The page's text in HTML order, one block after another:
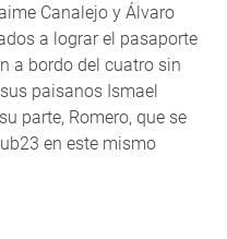
Canalejo y Álvaro
a lograr el pasaporte
a bordo del cuatro sin
paisanos Ismael
parte, Romero, que se
en este mismo